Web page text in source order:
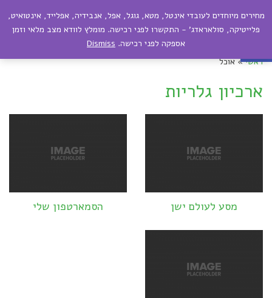
פתח סרגל נגישות
תפריט
ראשי » אוכל
ארכיון גלריות
מסע לעולם ישן הסמארטפון שלי
מחירים מיוחדים לעובדי אינטל, מטא, גוגל, אפל, אנבידיה, אפלייד, אינטואיט,
פלייטיקה, סולאראדג' - התקשרו לפני רכישה. מומלץ לוודא מצב מלאי וזמן
אספקה לפני רכישה. Dismiss